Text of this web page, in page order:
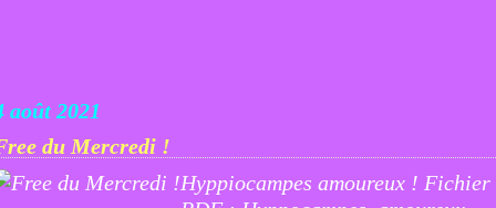
août 2021
du Mercredi !
Hyppiocampes amoureux ! Fichier